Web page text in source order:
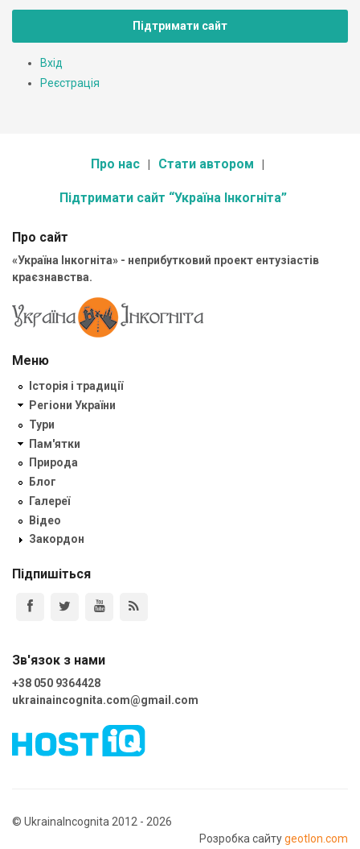
Підтримати сайт
Вхід
Реєстрація
Про нас Стати автором
Підтримати сайт “Україна Інкогніта”
Про сайт
«Україна Інкогніта» - неприбутковий проект ентузіастів
краєзнавства.
Меню
Історія і традиції
Регіони України
Тури
Пам'ятки
Природа
Блог
Галереї
Відео
Закордон
Підпишіться
Зв'язок з нами
+38 050 9364428
ukrainaincognita.com@gmail.com
© UkrainaIncognita 2012 - 2026
Розробка сайтуgeotlon.com